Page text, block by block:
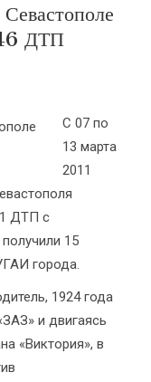
46 ДТП
С 07 по
13 марта
2011
ДТП с
15
города.
1924 года
и двигаясь
«Виктория», в